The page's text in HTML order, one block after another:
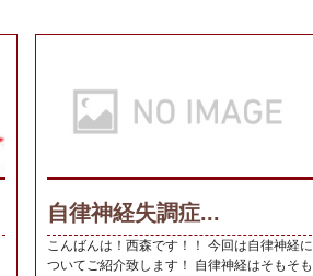
自律神経失調症...
こんばんは！西森です！！ 今回は自律神経に
ついてご紹介致します！ 自律神経はそもそも